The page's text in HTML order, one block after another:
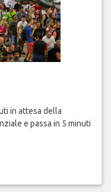
in attesa della
e passa in 5 minuti